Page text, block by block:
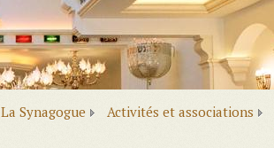
La Synagogue Activités et associations